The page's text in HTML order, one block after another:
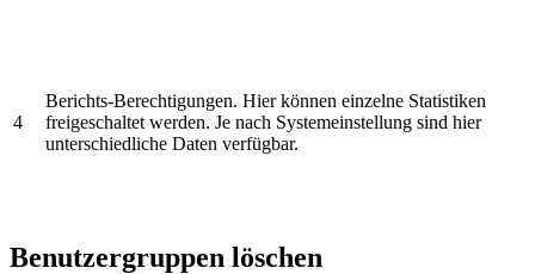
4
Berichts-Berechtigungen. Hier können einzelne Statistiken
freigeschaltet werden. Je nach Systemeinstellung sind hier
unterschiedliche Daten verfügbar.
Benutzergruppen löschen